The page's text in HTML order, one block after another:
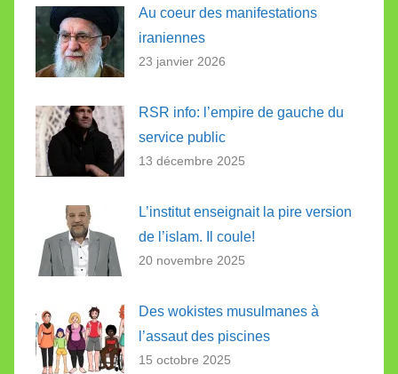
Au coeur des manifestations
iraniennes
23 janvier 2026
RSR info: l’empire de gauche du
service public
13 décembre 2025
L’institut enseignait la pire version
de l’islam. Il coule!
20 novembre 2025
Des wokistes musulmanes à
l’assaut des piscines
15 octobre 2025